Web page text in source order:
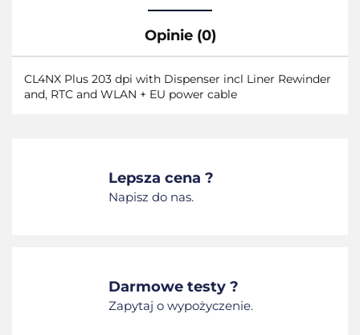
Opinie (0)
CL4NX Plus 203 dpi with Dispenser incl Liner Rewinder
and, RTC and WLAN + EU power cable
Lepsza cena ?
Napisz do nas.
Darmowe testy ?
Zapytaj o wypożyczenie.